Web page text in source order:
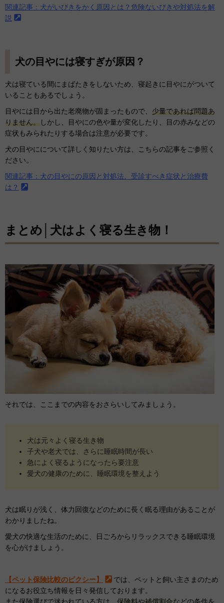
関連記事：犬がいびきをかく原因とは？危険ないびきや対処法を解
説
犬の目やには寝すぎが原因？
犬は寝ている間にまばたきをしないため、寝起きに目やにがついて
いることもあるでしょう。
目やには目から出た老廃物が固まったもので、 少量であれば問題あ
りません。しかし、目やにの色や量が変化したり、目の赤みなどの
症状もみられたりする場合は注意が必要です。
犬の目やにについて詳しく知りたい方は、こちらの記事をご参照く
ださい。
関連記事：犬の目やにの原因と対処法、受診すべき症状と治療費
は？
まとめ│犬はよく寝る生き物！
それでは、ここまでの内容をおさらいしてみましょう。
犬は元々よく寝る生き物
子犬や老犬では、さらに睡眠時間が長い
急によく寝るようになったら要注意
愛犬の健康のために、睡眠環境を整えよう
犬は眠りが浅く、体力回復などのために長く眠る理由があることが
わかりましたね。
愛犬の快適な生活のために、日ごろからリラックスできる睡眠環境
を心がけましょう。
【ペット保険比較のピクシー】
では、ペットと飼い主さまのため
になるお役立ち情報を日々発信しております。